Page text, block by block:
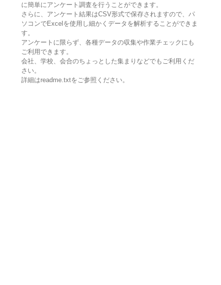
に簡単にアンケート調査を行うことができます。
さらに、アンケート結果はCSV形式で保存されますので、パ
ソコンでExcelを使用し細かくデータを解析することができま
す。
アンケートに限らず、各種データの収集や作業チェックにも
ご利用できます。
会社、学校、会合のちょっとした集まりなどでもご利用くだ
さい。
詳細はreadme.txtをご参照ください。